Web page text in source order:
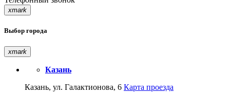
xmark
Выбор города
xmark
Казань
Казань, ул. Галактионова, 6 Карта проезда